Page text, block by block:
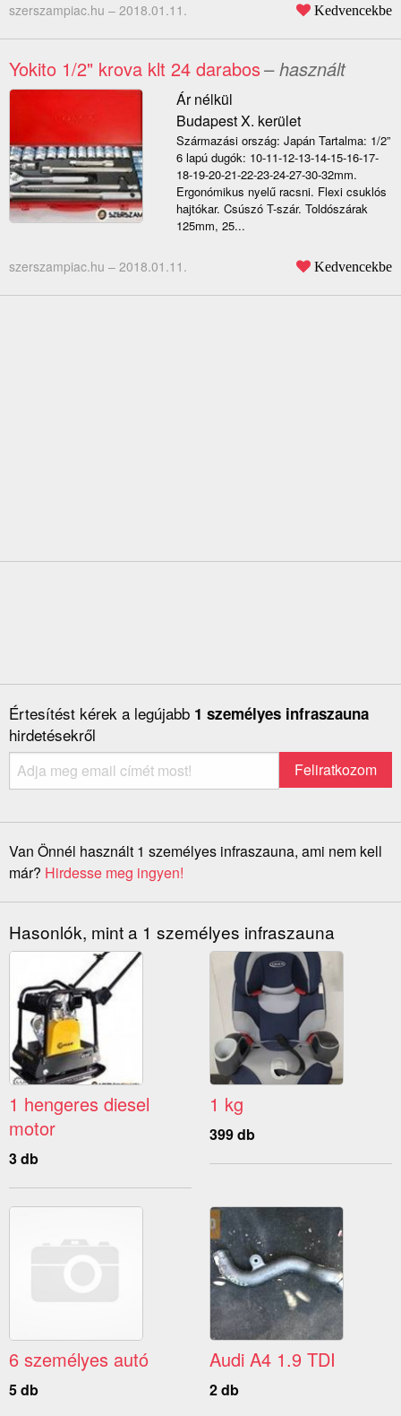
szerszampiac.hu – 2018.01.11. Kedvencekbe
Yokito 1/2" krova klt 24 darabos– használt
Ár nélkül
Budapest X. kerület
Származási ország: Japán Tartalma: 1/2”
6 lapú dugók: 10-11-12-13-14-15-16-17-
18-19-20-21-22-23-24-27-30-32mm.
Ergonómikus nyelű racsni. Flexi csuklós
hajtókar. Csúszó T-szár. Toldószárak
125mm, 25...
szerszampiac.hu – 2018.01.11. Kedvencekbe
Értesítést kérek a legújabb 1 személyes infraszauna
hirdetésekről
Van Önnél használt 1 személyes infraszauna, ami nem kell
már? Hirdesse meg ingyen!
Hasonlók, mint a 1 személyes infraszauna
1 hengeres diesel
motor
3 db
1 kg
399 db
6 személyes autó
5 db
Audi A4 1.9 TDI
2 db